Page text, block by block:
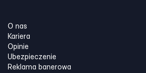
O nas
Kariera
Opinie
Ubezpieczenie
Reklama banerowa